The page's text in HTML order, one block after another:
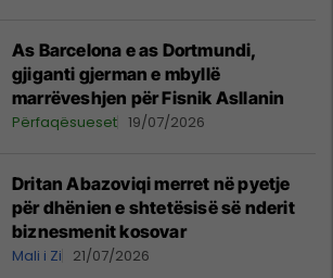
As Barcelona e as Dortmundi,
gjiganti gjerman e mbyllë
marrëveshjen për Fisnik Asllanin
Përfaqësueset 19/07/2026
Dritan Abazoviqi merret në pyetje
për dhënien e shtetësisë së nderit
biznesmenit kosovar
Mali i Zi 21/07/2026